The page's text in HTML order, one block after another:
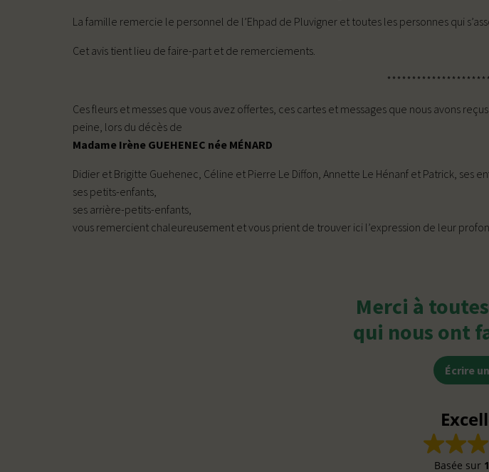
La famille remercie le personnel de l’Ehpad de Pluvigner et toutes les personnes qui
Cet avis tient lieu de faire-part et de remerciements.
Ces fleurs et messes que vous avez offertes, ces cartes et messages que nous avons
peine, lors du décès de
Madame Irène GUEHENEC née MÉNARD
Didier et Brigitte Guehenec, Céline et Pierre Le Diffon, Annette Le Hénanf et Patrick, ses
ses petits-enfants,
ses arrière-petits-enfants,
vous remercient chaleureusement et vous prient de trouver ici l’expression de leur
Merci à
qui nous ont
Écrire
Basée sur